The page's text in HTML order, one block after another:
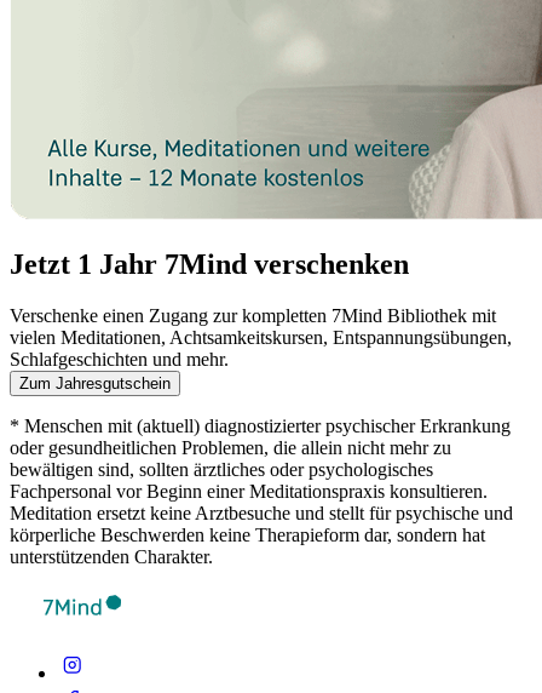
Jetzt 1 Jahr 7Mind verschenken
Verschenke einen Zugang zur kompletten 7Mind Bibliothek mit
vielen Meditationen, Achtsamkeitskursen, Entspannungsübungen,
Schlafgeschichten und mehr.
Zum Jahresgutschein
* Menschen mit (aktuell) diagnostizierter psychischer Erkrankung
oder gesundheitlichen Problemen, die allein nicht mehr zu
bewältigen sind, sollten ärztliches oder psychologisches
Fachpersonal vor Beginn einer Meditationspraxis konsultieren.
Meditation ersetzt keine Arztbesuche und stellt für psychische und
körperliche Beschwerden keine Therapieform dar, sondern hat
unterstützenden Charakter.